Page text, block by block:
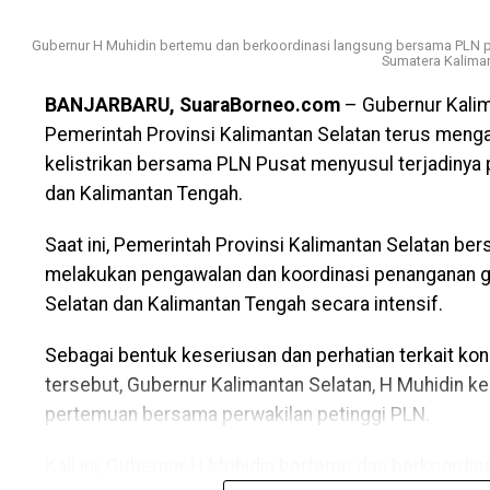
“Hutan harus memberi manfaat bagi masyarakat
Selain itu, Gubernur H. Muhidin menilai potensi
dioptimalkan, termasuk melalui pengembangan
daerah.
“Potensi carbon credit harus dikelola agar
masyarakat.”tuturnya.
dalam menjaga lingkungan demi mewujudkan
sejahtera.
Gubernur H Muhidin bertemu dan berkoordinasi langsung bersama PLN
Sumatera
BANJARBARU, SuaraBorneo.com – Gubernur
Pemerintah Provinsi Kalimantan Selatan terus
kelistrikan bersama PLN Pusat menyusul
dan Kalimantan Tengah.
Saat ini, Pemerintah Provinsi Kalimantan Selatan
melakukan pengawalan dan koordinasi penanganan
Selatan dan Kalimantan Tengah secara intensif.
Sebagai bentuk keseriusan dan perhatian terkait
tersebut, Gubernur Kalimantan Selatan, H Muhidin
pertemuan bersama perwakilan petinggi PLN.